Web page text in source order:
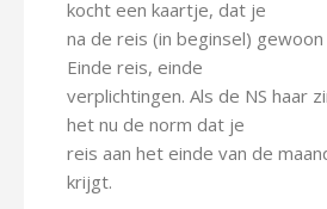
kocht een kaartje, dat je
na de reis (in beginsel)
Einde reis, einde
verplichtingen. Als de NS haar
het nu de norm dat je
reis aan het einde van de
krijgt.